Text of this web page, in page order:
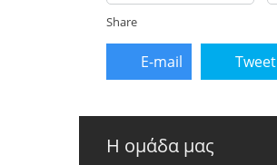
Share
E-mail Tweet
Η ομάδα μας